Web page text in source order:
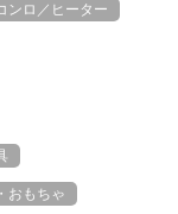
ンロ／ヒーター
おもちゃ